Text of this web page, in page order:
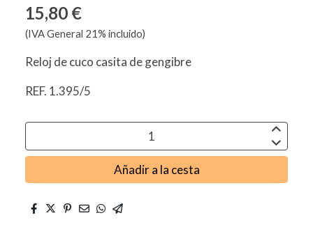
15,80 €
(IVA General 21% incluido)
Reloj de cuco casita de gengibre
REF. 1.395/5
Añadir a la cesta